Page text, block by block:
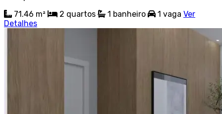
71.46 m²
2 quartos 1 banheiro 1 vaga Ver
Detalhes